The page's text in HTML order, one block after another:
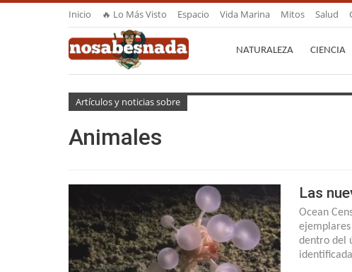
Inicio 🔥 Lo Más Visto Espacio Vida Marina Mitos Salud
NATURALEZA CIENCIA
Artículos y noticias sobre
Animales
Las
Ocean
ejemplares
dentro del